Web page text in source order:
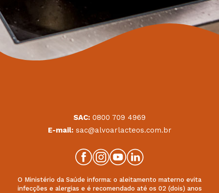
SAC: 0800 709 4969
E-mail: sac@alvoarlacteos.com.br
O Ministério da Saúde informa: o aleitamento materno evita
infecções e alergias e é recomendado até os 02 (dois) anos